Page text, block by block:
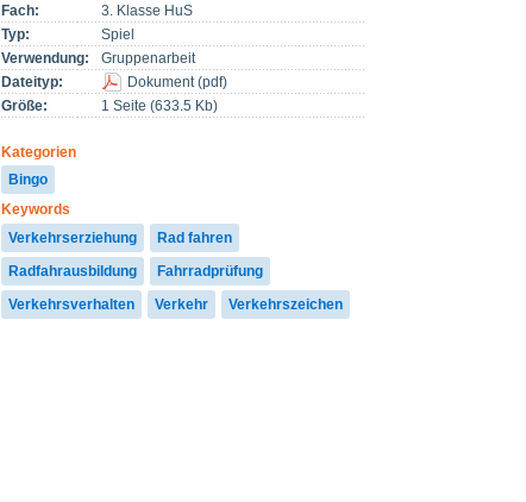
Fach:
3. Klasse HuS
Typ:
Spiel
Verwendung:
Gruppenarbeit
Dateityp:
Dokument(pdf)
Größe:
1 Seite (633.5 Kb)
Kategorien
Bingo
Keywords
Verkehrserziehung
Rad fahren
Radfahrausbildung
Fahrradprüfung
Verkehrsverhalten
Verkehr Verkehrszeichen